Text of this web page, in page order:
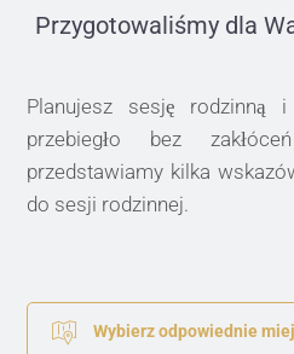
Przygotowaliśmy dla
Planujesz sesję rodzinną
przebiegło bez
przedstawiamy kilka
do sesji rodzinnej.
Wybierz odpowiednie